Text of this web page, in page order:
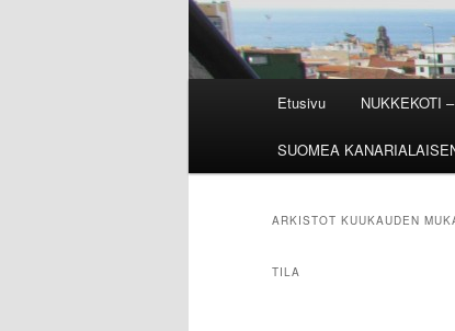
Etusivu NUKKEKOTI
SUOMEA
ARKISTOT KUUKAUDEN
TILA